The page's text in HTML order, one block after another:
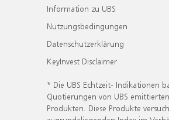
Information zu UBS
Nutzungsbedingungen
Datenschutzerklärung
KeyInvest Disclaimer
* Die UBS Echtzeit- Indikationen
Quotierungen von UBS
Produkten. Diese Produkte